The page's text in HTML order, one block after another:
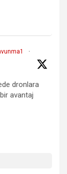
·
dronlara
avantaj